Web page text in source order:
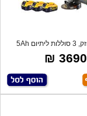
מקצועי וחזק, 3 סוללות ליתיום 5Ah
אמפר, ב
3690 ₪